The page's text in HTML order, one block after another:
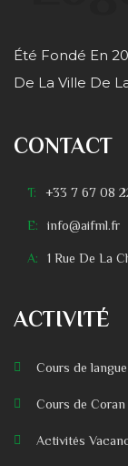
Été Fondé En
De La Ville De
CONTACT
T: +33 7 67 08
E: info@aifml.fr
A: 1 Rue De La
ACTIVITÉ
Cours de
Cours de Coran
Activités